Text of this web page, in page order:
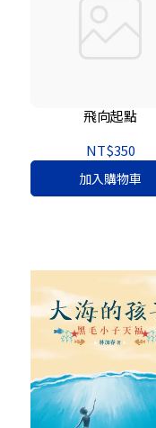
飛向起點
NT$350
加入購物車